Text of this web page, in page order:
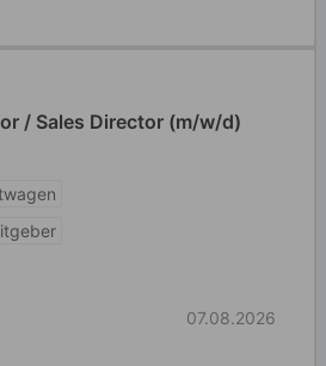
/ Sales Director (m/w/d)
07.08.2026